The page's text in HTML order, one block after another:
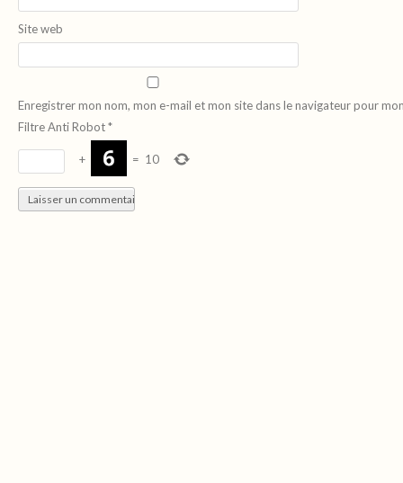
Site web
Enregistrer mon nom, mon e-mail et mon site dans le navigateur pour
Filtre Anti Robot*
+ = 10